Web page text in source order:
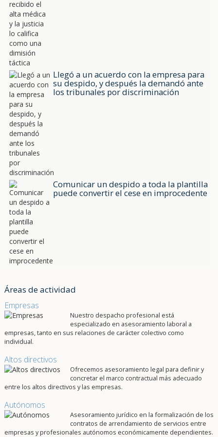
Llegó a un acuerdo con la empresa para
su despido, y después la demandó ante
los tribunales por discriminación
Comunicar un despido a toda la plantilla
puede convertir el cese en improcedente
Áreas de actividad
Empresas
Nuestro despacho profesional está
especializado en asesoramiento laboral a
empresas, tanto en sus relaciones de carácter colectivo como
individual.
Altos directivos
Ofrecemos asesoramiento legal para definir y
concretar el marco contractual más adecuado
entre los altos directivos y las empresas.
Autónomos
Asesoramiento jurídico en la formalización de los
contratos de arrendamiento de servicios entre
empresas y profesionales autónomos económicamente dependientes.